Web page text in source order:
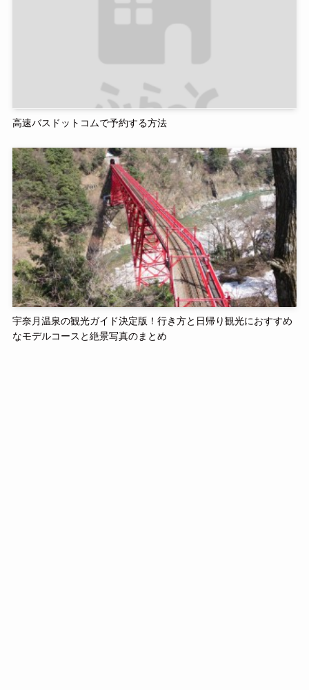
高速バスドットコムで予約する方法
宇奈月温泉の観光ガイド決定版！行き方と日帰り観光におすすめ
なモデルコースと絶景写真のまとめ